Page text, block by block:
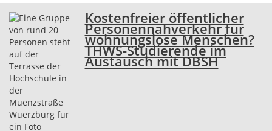
Kostenfreier öffentlicher
Personennahverkehr für
wohnungslose Menschen?
THWS-Studierende im
Austausch mit DBSH